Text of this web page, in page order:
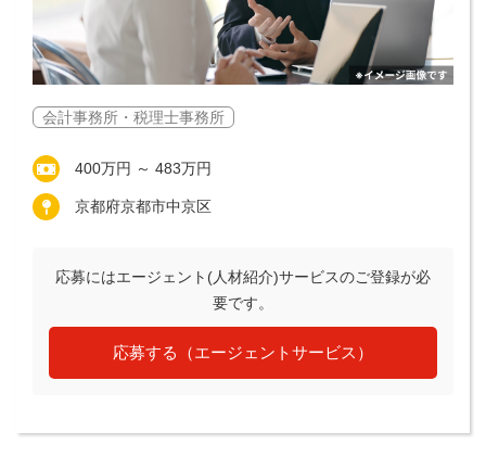
会計事務所・税理士事務所
400万円 ～ 483万円
京都府京都市中京区
応募にはエージェント(人材紹介)サービスのご登録が必
要です。
応募する（エージェントサービス）